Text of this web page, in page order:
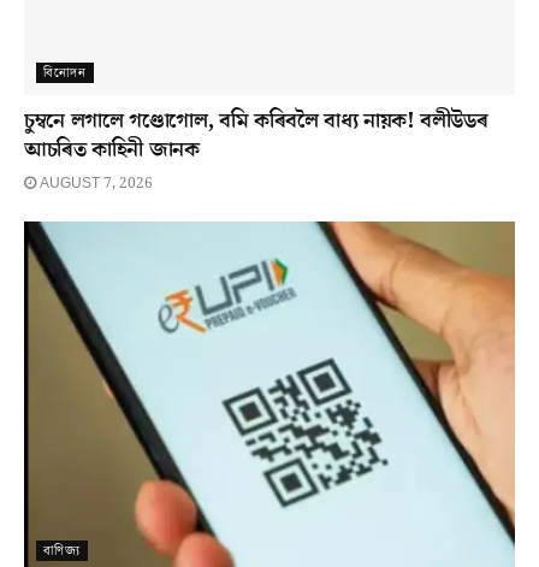
বিনোদন
চুম্বনে লগালে গণ্ডোগোল, বমি কৰিবলৈ বাধ্য নায়ক! বলীউডৰ
আচৰিত কাহিনী জানক
AUGUST 7, 2026
বাণিজ্য